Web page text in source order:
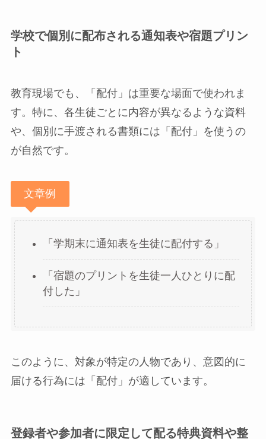
学校で個別に配布される通知表や宿題プリン
ト
教育現場でも、「配付」は重要な場面で使われま
す。特に、各生徒ごとに内容が異なるような資料
や、個別に手渡される書類には「配付」を使うの
が自然です。
文章例
「学期末に通知表を生徒に配付する」
「宿題のプリントを生徒一人ひとりに配
付した」
このように、対象が特定の人物であり、意図的に
届ける行為には「配付」が適しています。
登録者や参加者に限定して配る特典資料や整